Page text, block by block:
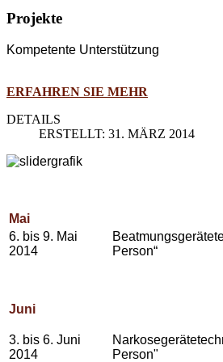
Projekte
Kompetente Unterstützung
ERFAHREN SIE MEHR
DETAILS
ERSTELLT: 31. MÄRZ 2014
Mai
6. bis 9. Mai
2014
Person“
Juni
3. bis 6. Juni
2014
Person"